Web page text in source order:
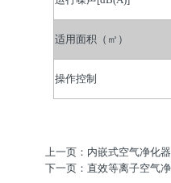
适用面积（㎡）
操作控制
上一页：内嵌式空气净化器
下一页：直效等离子空气